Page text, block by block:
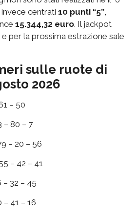
invece centrati 10 punti “5”
15.344,32 euro. Il jackpot
per la prossima estrazione sale
sulle ruote di
2026
– 50
– 80 – 7
– 20 – 56
– 42 – 41
– 32 – 45
– 41 – 16